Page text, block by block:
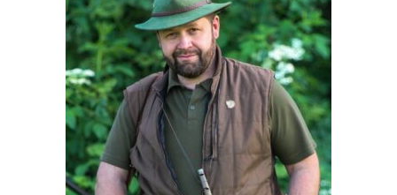
ZÁPISNICE Z ČLENSKEJ SCHÔDZE
AKO BYT ČLENOM KCHHS
OZNAMY / NEWS
DEUTSCH DRAHTHAAR
ŠTANDARD